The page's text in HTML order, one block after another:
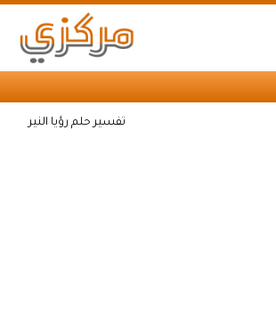
تفسير حلم رؤيا النير